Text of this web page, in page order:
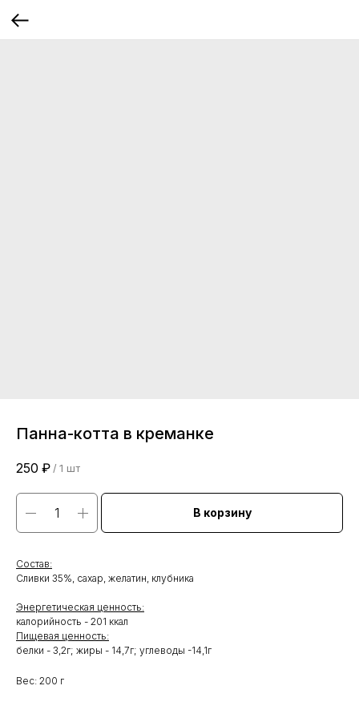
Панна-котта в креманке
250 ₽ / 1 шт
В корзину
Состав:
Сливки 35%, сахар, желатин, клубника
Энергетическая ценность:
калорийность - 201 ккал
Пищевая ценность:
белки - 3,2г; жиры - 14,7г; углеводы -14,1г
Вес: 200 г